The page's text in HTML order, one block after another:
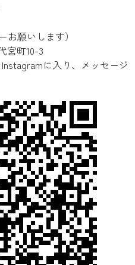
お願いします）
宮町10-3
に入り、メッセージ